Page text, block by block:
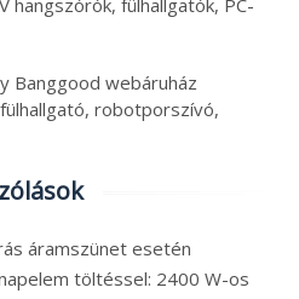
Banggood webáruház
robotporszívó,
áramszünet esetén
töltéssel: 2400 W-os